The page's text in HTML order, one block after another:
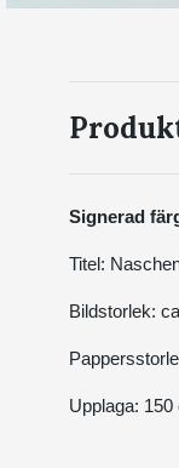
Signerad
Titel:
Bildstorlek:
Upplaga: 150